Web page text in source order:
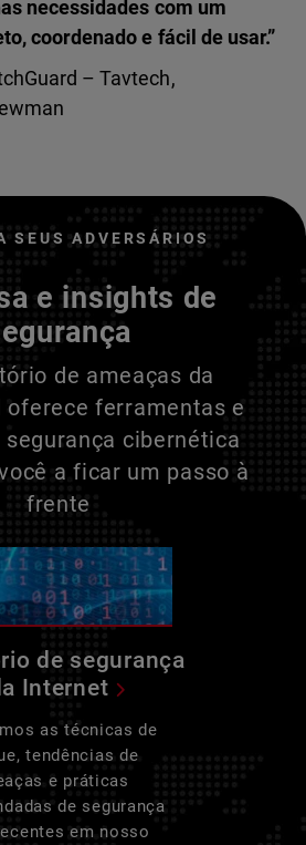
necessidades com um
coordenado e fácil de usar.”
– Tavtech,
SEUS ADVERSÁRIOS
e insights de
de ameaças da
oferece ferramentas e
segurança cibernética
a ficar um passo à
frente
de segurança
Internet
as técnicas de
tendências de
e práticas
de segurança
em nosso